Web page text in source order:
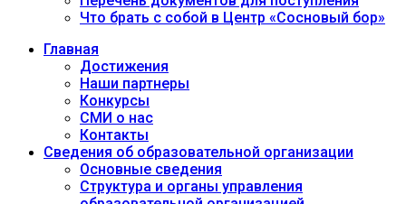
Что брать с собой в Центр «Сосновый бор»
Главная
Достижения
Наши партнеры
Конкурсы
СМИ о нас
Контакты
Сведения об образовательной организации
Основные сведения
Структура и органы управления